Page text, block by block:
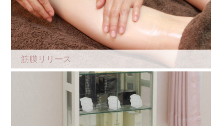
筋膜リリース